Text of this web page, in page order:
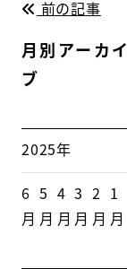
前の記事
月別アーカイ
ブ
2025年
6
月
5
月
4
月
3
月
2
月
1
月